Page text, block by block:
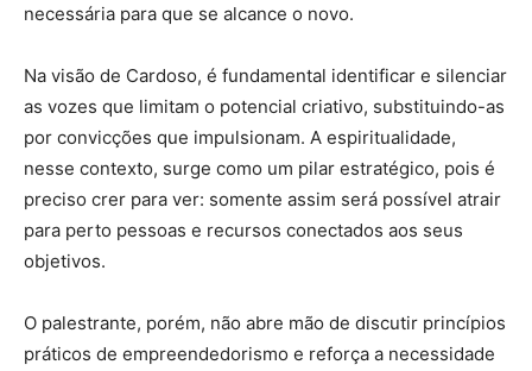
necessária para que se alcance o novo.
Na visão de Cardoso, é fundamental identificar e silenciar
as vozes que limitam o potencial criativo, substituindo-as
por convicções que impulsionam. A espiritualidade,
nesse contexto, surge como um pilar estratégico, pois é
preciso crer para ver: somente assim será possível atrair
para perto pessoas e recursos conectados aos seus
objetivos.
O palestrante, porém, não abre mão de discutir princípios
práticos de empreendedorismo e reforça a necessidade